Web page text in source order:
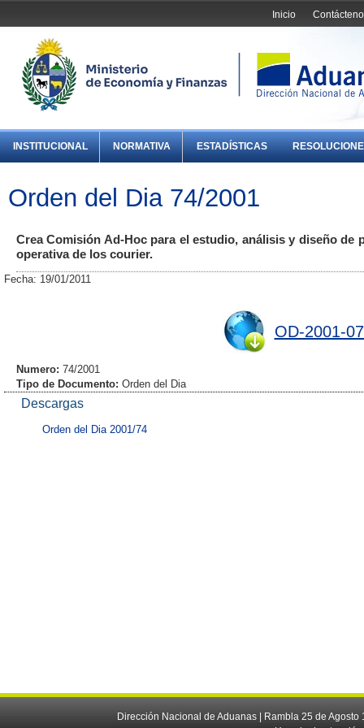
Inicio
INSTITUCIONAL NORMATIVA ESTADÍSTICAS
Orden del Dia 74/2001
Crea Comisión Ad-Hoc para el estudio, análisis y diseño de
operativa de los courier.
Fecha: 19/01/2011
OD-2001-
Numero: 74/2001
Tipo de Documento: Orden del Dia
Descargas
Orden del Dia 2001/74
Dirección Nacional de Aduanas | Rambla 25 de